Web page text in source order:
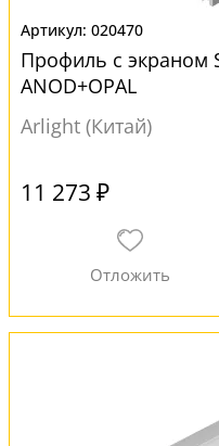
020470
Профиль с экраном
ANOD+OPAL
Arlight (Китай)
11 273 ₽